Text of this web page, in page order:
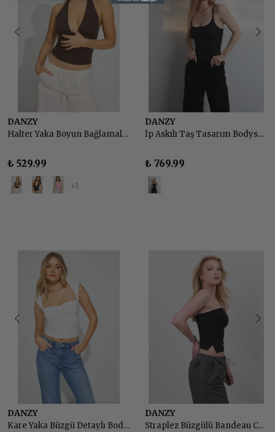
DANZY
Halter Yaka Boyun Bağlamalı Sırt Dekolteli Top Body
₺ 529.99
+1
DANZY
İp Askılı Taş Tasarım Bodysuit - SİYAH
₺ 769.99
DANZY
Kare Yaka Büzgü Detaylı Body Bluz
DANZY
Straplez Büzgülü Bandeau Crop Top Body